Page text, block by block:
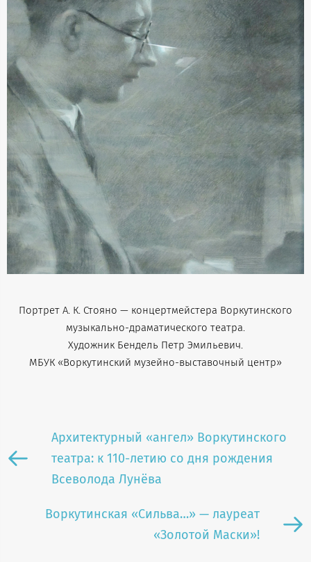
Портрет А. К. Стояно — концертмейстера Воркутинского
музыкально-драматического театра.
Художник Бендель Петр Эмильевич.
МБУК «Воркутинский музейно-выставочный центр»
Архитектурный «ангел» Воркутинского
театра: к 110-летию со дня рождения
Всеволода Лунёва
Воркутинская «Сильва…» — лауреат
«Золотой Маски»!